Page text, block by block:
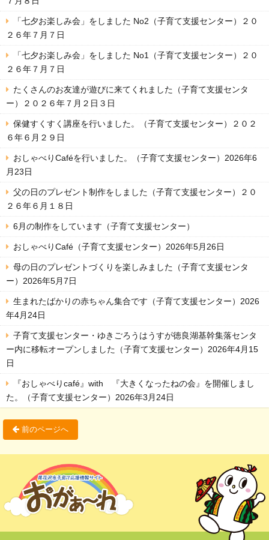
「七夕お楽しみ会」をしました No2（子育て支援センター）２０
２６年７月７日
「七夕お楽しみ会」をしました No1（子育て支援センター）２０
２６年７月７日
たくさんのお友達が遊びに来てくれました（子育て支援センタ
ー）２０２６年７月２日３日
保健すくすく講座を行いました。（子育て支援センター）２０２
６年６月２９日
おしゃべりCaféを行いました。（子育て支援センター）2026年6
月23日
父の日のプレゼント制作をしました（子育て支援センター）２０
２６年６月１８日
6月の制作をしています（子育て支援センター）
おしゃべりCafé（子育て支援センター）2026年5月26日
母の日のプレゼントづくりを楽しみました（子育て支援センタ
ー）2026年5月7日
生まれたばかりの赤ちゃん集合です（子育て支援センター）2026
年4月24日
子育て支援センター・ゆきごろうはうすが徳良湖基幹集落センタ
ー内に移転オープンしました（子育て支援センター）2026年4月15
日
『おしゃべりcafé』with 『大きくなったねの会』を開催しまし
た。（子育て支援センター）2026年3月24日
前のページへ